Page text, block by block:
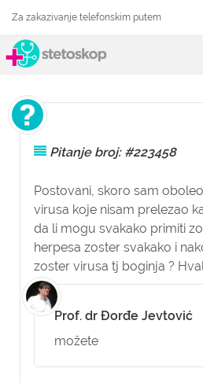
Za zakazivanje telefonskim putem
Pitanje broj: #223458
Postovani, skoro sam
virusa koje nisam prelezao
da li mogu svakako primiti
herpesa zoster svakako i
zoster virusa tj boginja ?
Prof. dr Đorđe Jevtović
možete